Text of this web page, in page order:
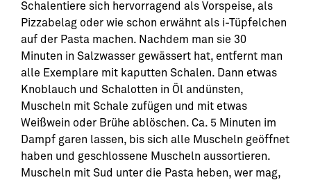
Schalentiere sich hervorragend als Vorspeise, als
Pizzabelag oder wie schon erwähnt als i-Tüpfelchen
auf der Pasta machen. Nachdem man sie 30
Minuten in Salzwasser gewässert hat, entfernt man
alle Exemplare mit kaputten Schalen. Dann etwas
Knoblauch und Schalotten in Öl andünsten,
Muscheln mit Schale zufügen und mit etwas
Weißwein oder Brühe ablöschen. Ca. 5 Minuten im
Dampf garen lassen, bis sich alle Muscheln geöffnet
haben und geschlossene Muscheln aussortieren.
Muscheln mit Sud unter die Pasta heben, wer mag,